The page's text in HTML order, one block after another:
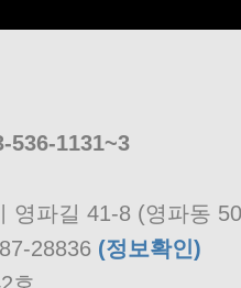
536-1131~3
영파길 41-8 (영파동
28836 (정보확인)